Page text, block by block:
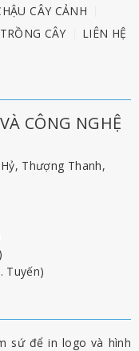
CÂY CẢNH
CÂY LIÊN HỆ
CÔNG NGHỆ
Thượng Thanh,
Tuyến)
sứ để in logo và hình